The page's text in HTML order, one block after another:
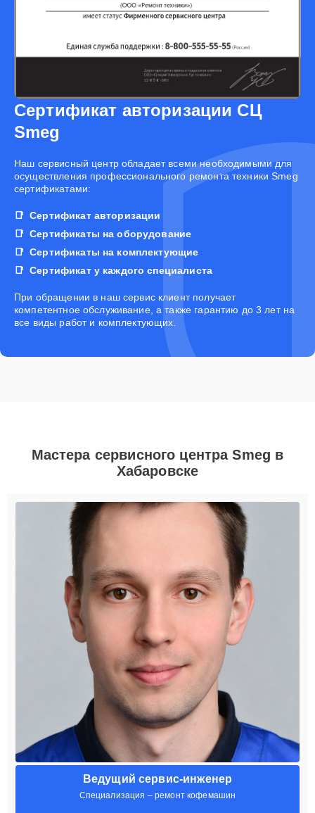
Сертификат авторизации СЦ
Smeg
Наш сервисный центр обладает всеми необходимыми для
осуществления профессионального ремонта техники Smeg
сертификатами:
Сертификат авторизации
Сертификаты на оборудование
Сертификаты на комплектующие
Сертификат у каждого специалиста
При обращении в наш сервис клиент получает
компетентное обслуживание, а также гарантию до 3 лет на
все виды работ и комплектующих.
Мастера сервисного центра Smeg в
Хабаровске
Ведущий сервис-инженер
Специализация – ремонт кофемашин